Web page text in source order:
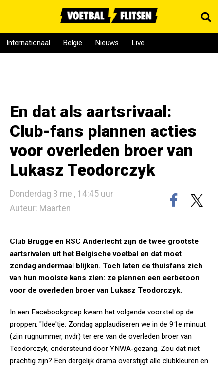
Internationaal België Nieuws Live
En dat als aartsrivaal:
Club-fans plannen acties
voor overleden broer van
Lukasz Teodorczyk
Donderdag 3 mei, 14:45 uur
Auteur: Maarten
Club Brugge en RSC Anderlecht zijn de twee grootste
aartsrivalen uit het Belgische voetbal en dat moet
zondag andermaal blijken. Toch laten de thuisfans zich
van hun mooiste kans zien: ze plannen een eerbetoon
voor de overleden broer van Lukasz Teodorczyk.
In een Facebookgroep kwam het volgende voorstel op de
proppen: "Idee'tje: Zondag applaudiseren we in de 91e minuut
(zijn rugnummer, nvdr) ter ere van de overleden broer van
Teodorczyk, ondersteund door YNWA-gezang. Zou dat niet
prachtig zijn? Een dergelijk drama overstijgt alle clubkleuren en